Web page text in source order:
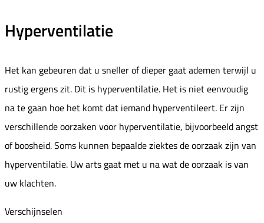
Hyperventilatie
Het kan gebeuren dat u sneller of dieper gaat ademen terwijl u
rustig ergens zit. Dit is hyperventilatie. Het is niet eenvoudig
na te gaan hoe het komt dat iemand hyperventileert. Er zijn
verschillende oorzaken voor hyperventilatie, bijvoorbeeld angst
of boosheid. Soms kunnen bepaalde ziektes de oorzaak zijn van
hyperventilatie. Uw arts gaat met u na wat de oorzaak is van
uw klachten.
Verschijnselen